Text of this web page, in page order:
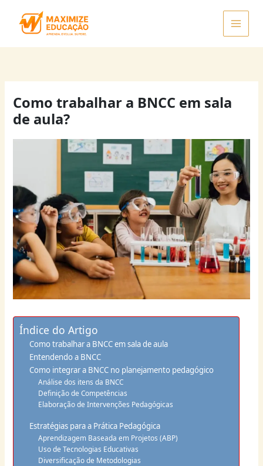
Como trabalhar a BNCC em sala
de aula?
Índice do Artigo
Como trabalhar a BNCC em sala de aula
Entendendo a BNCC
Como integrar a BNCC no planejamento pedagógico
Análise dos itens da BNCC
Definição de Competências
Elaboração de Intervenções Pedagógicas
Estratégias para a Prática Pedagógica
Aprendizagem Baseada em Projetos (ABP)
Uso de Tecnologias Educativas
Diversificação de Metodologias